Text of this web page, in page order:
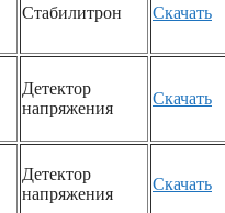
Стабилитрон Скачать
Детектор
напряжения
Скачать
Детектор
напряжения
Скачать